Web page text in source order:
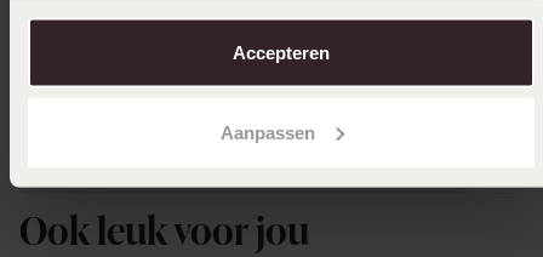
over in onscookiebeleid.
Accepteren
Aanpassen
Ook leuk voor jou